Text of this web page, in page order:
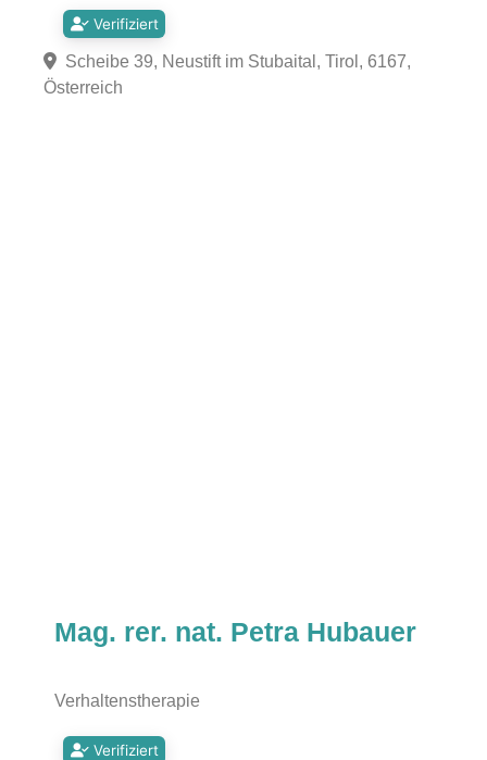
Verifiziert
Scheibe 39, Neustift im Stubaital, Tirol, 6167,
Österreich
Mag. rer. nat. Petra Hubauer
Verhaltenstherapie
Verifiziert